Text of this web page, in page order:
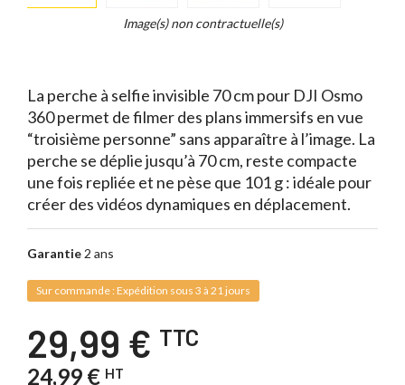
Image(s) non contractuelle(s)
La perche à selfie invisible 70 cm pour DJI Osmo
360 permet de filmer des plans immersifs en vue
“troisième personne” sans apparaître à l’image. La
perche se déplie jusqu’à 70 cm, reste compacte
une fois repliée et ne pèse que 101 g : idéale pour
créer des vidéos dynamiques en déplacement.
Garantie 2 ans
Sur commande : Expédition sous 3 à 21 jours
29,99 € TTC
24,99 € HT